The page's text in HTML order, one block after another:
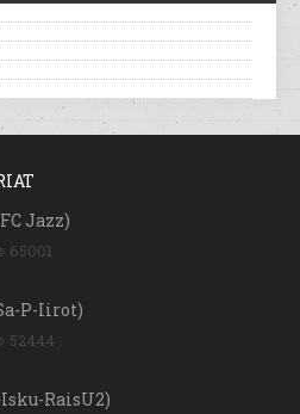
Jazz)
65001
P-Iirot)
52444
RaisU2)